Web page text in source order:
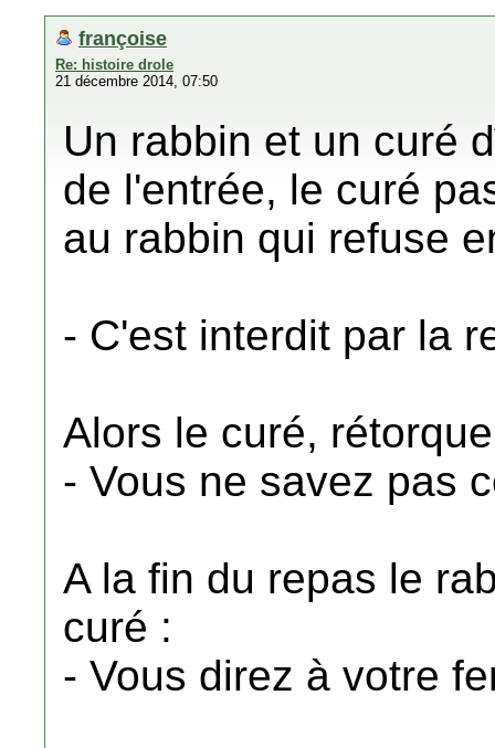
françoise
Re: histoire drole
21 décembre 2014, 07:50
Un rabbin et un curé
de l'entrée, le curé
au rabbin qui refuse
- C'est interdit par la
Alors le curé,
- Vous ne savez pas
A la fin du repas le
curé :
- Vous direz à votre